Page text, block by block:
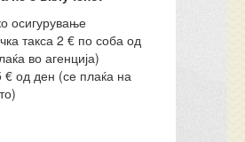
осигурување
такса 2 € по соба од
во агенција)
€ од ден (се плаќа на